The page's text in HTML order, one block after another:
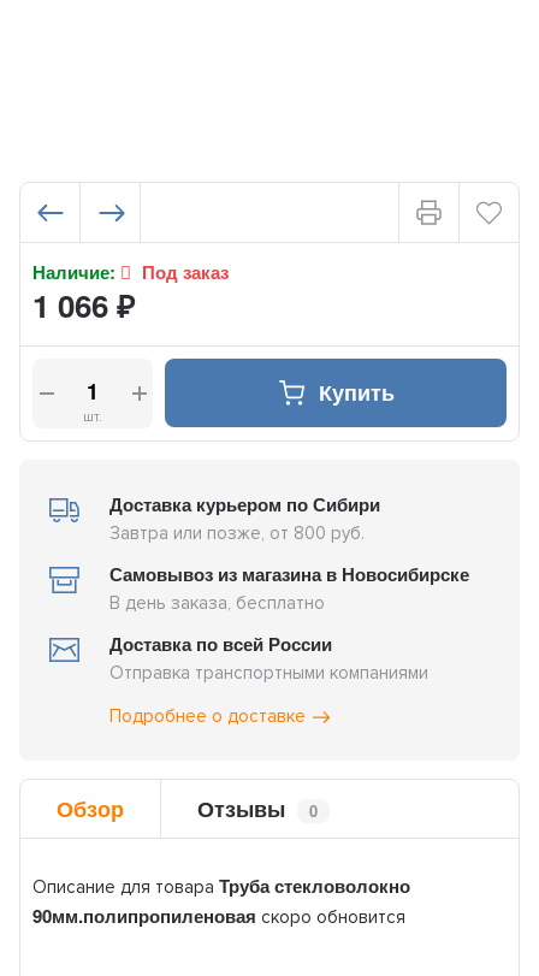
Наличие: Под заказ
1 066₽
шт.
Купить
Доставка курьером по Сибири
Завтра или позже, от 800 руб.
Самовывоз из магазина в Новосибирске
В день заказа, бесплатно
Доставка по всей России
Отправка транспортными компаниями
Подробнее о доставке
Обзор Отзывы 0
Описание для товараТруба стекловолокно
90мм.полипропиленовая скоро обновится